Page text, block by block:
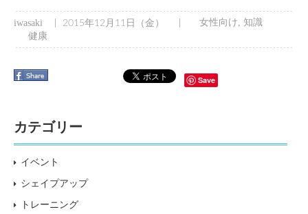
iwasaki | 2015年12月11日（金） | 女性向け 知識
健康
Save
カテゴリー
イベント
シェイプアップ
トレーニング